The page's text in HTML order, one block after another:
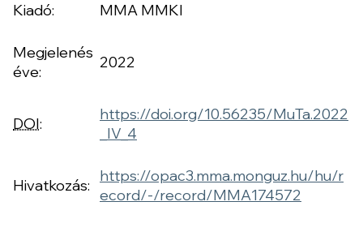
Kiadó: MMA MMKI
Megjelenés
éve:
2022
DOI:
https://doi.org/10.56235/MuTa.2022
_IV_4
Hivatkozás:
https://opac3.mma.monguz.hu/hu/r
ecord/-/record/MMA174572